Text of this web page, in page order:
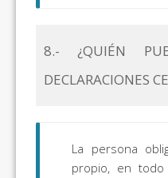
8.- ¿QUIÉN
DECLARACIONES
La persona
propio, en todo